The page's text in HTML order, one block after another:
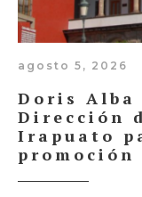
agosto 5, 2026
Doris Alba
Dirección
Irapuato